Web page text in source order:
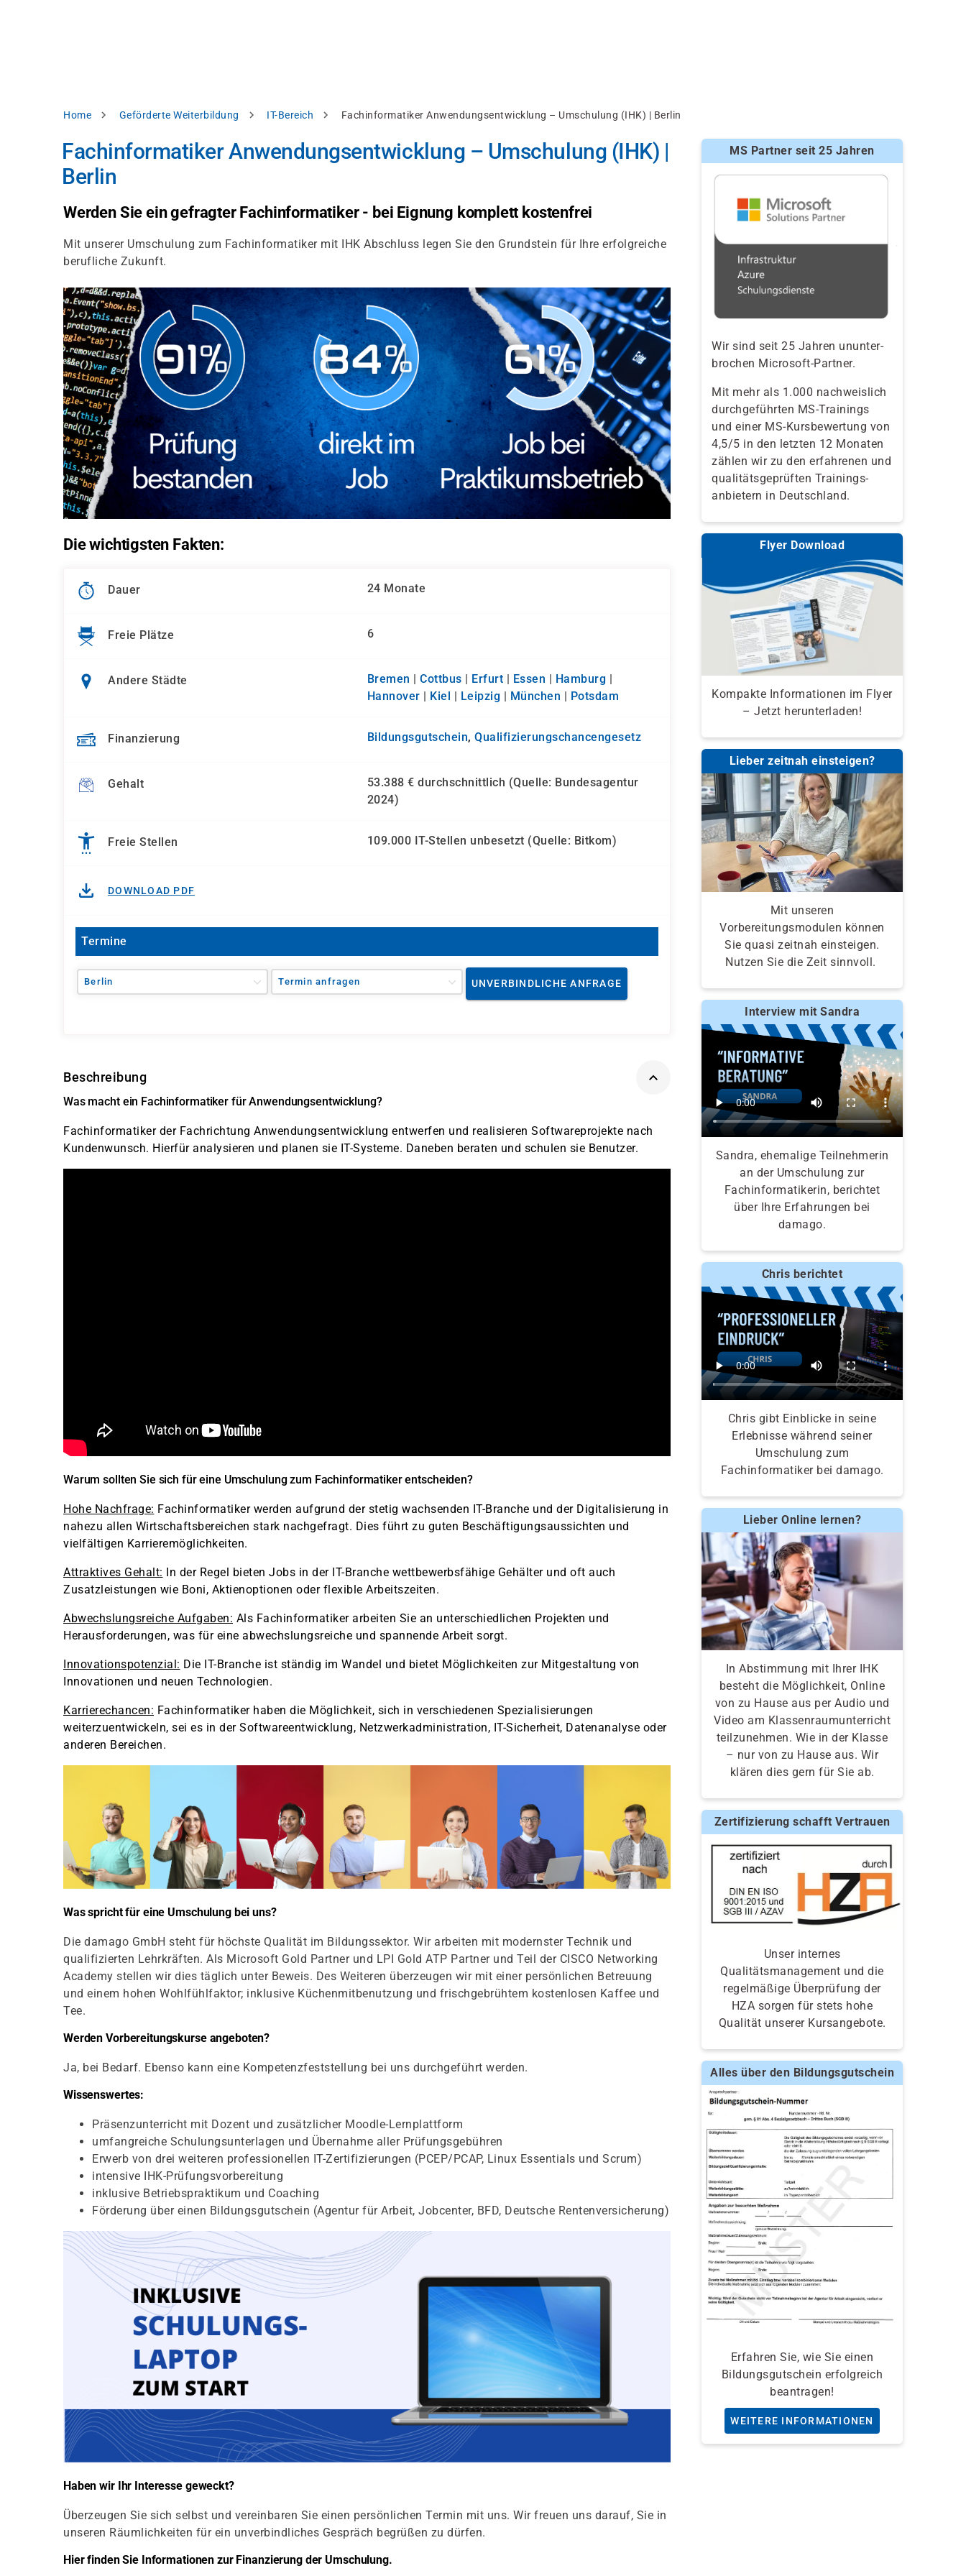
Pfadnavigation
Home Geförderte Weiterbildung IT-Bereich Fachinformatiker Anwendungsentwicklung – Umschulung (IHK) | Berlin
Fachinformatiker Anwendungsentwicklung – Umschulung (IHK) |
Berlin
Werden Sie ein gefragter Fachinformatiker - bei Eignung komplett kostenfrei
Mit unserer Umschulung zum Fachinformatiker mit IHK Abschluss legen Sie den Grundstein für Ihre erfolgreiche
berufliche Zukunft.
Die wichtigsten Fakten:
Dauer 24 Monate
Freie Plätze 6
Andere Städte Bremen | Cottbus | Erfurt | Essen | Hamburg |
Hannover | Kiel | Leipzig | München | Potsdam
Finanzierung Bildungsgutschein, Qualifizierungs­chancen­gesetz
Gehalt
53.388 € durchschnittlich (Quelle: Bundesagentur
2024)
Freie Stellen 109.000 IT-Stellen unbesetzt (Quelle: Bitkom)
DOWNLOAD PDF
Termine
Berlin Termin anfragen UNVERBINDLICHE ANFRAGE
Beschreibung
Was macht ein Fachinformatiker für Anwendungsentwicklung?
Fachinformatiker der Fachrichtung Anwendungsentwicklung entwerfen und realisieren Softwareprojekte nach
Kundenwunsch. Hierfür analysieren und planen sie IT-Systeme. Daneben beraten und schulen sie Benutzer.
Warum sollten Sie sich für eine Umschulung zum Fachinformatiker entscheiden?
Hohe Nachfrage: Fachinformatiker werden aufgrund der stetig wachsenden IT-Branche und der Digitalisierung in
nahezu allen Wirtschaftsbereichen stark nachgefragt. Dies führt zu guten Beschäftigungsaussichten und
vielfältigen Karrieremöglichkeiten.
Attraktives Gehalt: In der Regel bieten Jobs in der IT-Branche wettbewerbsfähige Gehälter und oft auch
Zusatzleistungen wie Boni, Aktienoptionen oder flexible Arbeitszeiten.
Abwechslungsreiche Aufgaben: Als Fachinformatiker arbeiten Sie an unterschiedlichen Projekten und
Herausforderungen, was für eine abwechslungsreiche und spannende Arbeit sorgt.
Innovationspotenzial: Die IT-Branche ist ständig im Wandel und bietet Möglichkeiten zur Mitgestaltung von
Innovationen und neuen Technologien.
Karrierechancen: Fachinformatiker haben die Möglichkeit, sich in verschiedenen Spezialisierungen
weiterzuentwickeln, sei es in der Softwareentwicklung, Netzwerkadministration, IT-Sicherheit, Datenanalyse oder
anderen Bereichen.
Was spricht für eine Umschulung bei uns?
Die damago GmbH steht für höchste Qualität im Bildungssektor. Wir arbeiten mit modernster Technik und
qualifizierten Lehrkräften. Als Microsoft Gold Partner und LPI Gold ATP Partner und Teil der CISCO Networking
Academy stellen wir dies täglich unter Beweis. Des Weiteren überzeugen wir mit einer persönlichen Betreuung
und einem hohen Wohlfühlfaktor; inklusive Küchenmitbenutzung und frischgebrühtem kostenlosen Kaffee und
Tee.
Werden Vorbereitungskurse angeboten?
Ja, bei Bedarf. Ebenso kann eine Kompetenzfeststellung bei uns durchgeführt werden.
Wissenswertes:
Präsenzunterricht mit Dozent und zusätzlicher Moodle-Lernplattform
umfangreiche Schulungsunterlagen und Übernahme aller Prüfungsgebühren
Erwerb von drei weiteren professionellen IT-Zertifizierungen (PCEP/PCAP, Linux Essentials und Scrum)
intensive IHK-Prüfungsvorbereitung
inklusive Betriebspraktikum und Coaching
Förderung über einen Bildungsgutschein (Agentur für Arbeit, Jobcenter, BFD, Deutsche Rentenversicherung)
Haben wir Ihr Interesse geweckt?
Überzeugen Sie sich selbst und vereinbaren Sie einen persönlichen Termin mit uns. Wir freuen uns darauf, Sie in
unseren Räumlichkeiten für ein unverbindliches Gespräch begrüßen zu dürfen.
Hier finden Sie Informationen zur Finanzierung der Umschulung.
MS Partner seit 25 Jahren
Wir sind seit 25 Jahren ununter-
brochen Microsoft-Partner.
Mit mehr als 1.000 nachweislich
durchgeführten MS-Trainings
und einer MS-Kursbewertung von
4,5/5 in den letzten 12 Monaten
zählen wir zu den erfahrenen und
qualitäts­geprüften Trainings­
anbietern in Deutschland.
Flyer Download
Kompakte Informationen im Flyer
– Jetzt herunterladen!
Lieber zeitnah einsteigen?
Mit unseren
Vorbereitungsmodulen können
Sie quasi zeitnah einsteigen.
Nutzen Sie die Zeit sinnvoll.
Interview mit Sandra
Sandra, ehemalige Teilnehmerin
an der Umschulung zur
Fachinformatikerin, berichtet
über Ihre Erfahrungen bei
damago.
Chris berichtet
Chris gibt Einblicke in seine
Erlebnisse während seiner
Umschulung zum
Fachinformatiker bei damago.
Lieber Online lernen?
In Abstimmung mit Ihrer IHK
besteht die Möglichkeit, Online
von zu Hause aus per Audio und
Video am Klassenraumunterricht
teilzunehmen. Wie in der Klasse
– nur von zu Hause aus. Wir
klären dies gern für Sie ab.
Zertifizierung schafft Vertrauen
Unser internes
Qualitätsmanagement und die
regelmäßige Überprüfung der
HZA sorgen für stets hohe
Qualität unserer Kursangebote.
Alles über den Bildungsgutschein
Erfahren Sie, wie Sie einen
Bildungsgutschein erfolgreich
beantragen!
WEITERE INFORMATIONEN
Einstellungen
Datenschutzhinweis